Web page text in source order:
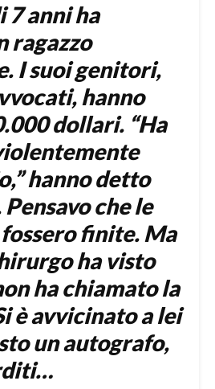
7 anni ha
ragazzo
I suoi genitori,
hanno
dollari. “Ha
hanno detto
che le
finite. Ma
ha visto
ha chiamato la
è avvicinato a lei
un autografo,